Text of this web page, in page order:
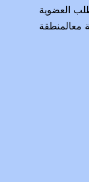
العضوية
معالمنطقة